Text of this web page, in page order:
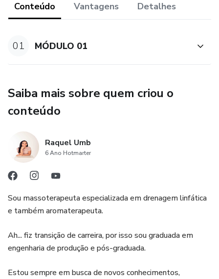
Conteúdo Vantagens Detalhes
01 MÓDULO 01
Saiba mais sobre quem criou o
conteúdo
Raquel Umb
6 Ano Hotmarter
Sou massoterapeuta especializada em drenagem linfática
e também aromaterapeuta.
Ah... fiz transição de carreira, por isso sou graduada em
engenharia de produção e pós-graduada.
Estou sempre em busca de novos conhecimentos,